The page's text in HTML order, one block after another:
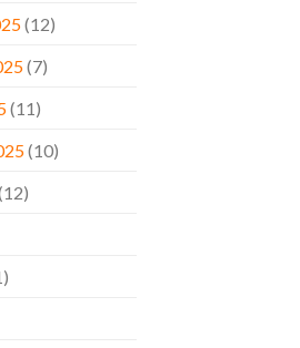
(12)
(7)
(11)
(10)